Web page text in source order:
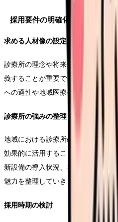
採用要件の明確化
求める人材像の設定
診療所の理念や将来ビジョンに基
義することが重要です。専門性や
への適性や地域医療への意欲なども
診療所の強みの整理
地域における診療所の特色や強み
効果的に活用することが求められ
新設備の導入状況、地域医療機関
魅力を整理していきます。
採用時期の検討